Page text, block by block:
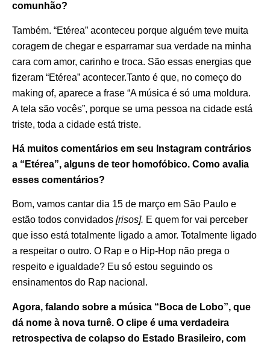
comunhão?
Também. “Etérea” aconteceu porque alguém teve muita
coragem de chegar e esparramar sua verdade na minha
cara com amor, carinho e troca. São essas energias que
fizeram “Etérea” acontecer.Tanto é que, no começo do
making of, aparece a frase “A música é só uma moldura.
A tela são vocês”, porque se uma pessoa na cidade está
triste, toda a cidade está triste.
Há muitos comentários em seu Instagram contrários
a “Etérea”, alguns de teor homofóbico. Como avalia
esses comentários?
Bom, vamos cantar dia 15 de março em São Paulo e
estão todos convidados [risos]. E quem for vai perceber
que isso está totalmente ligado a amor. Totalmente ligado
a respeitar o outro. O Rap e o Hip-Hop não prega o
respeito e igualdade? Eu só estou seguindo os
ensinamentos do Rap nacional.
Agora, falando sobre a música “Boca de Lobo”, que
dá nome à nova turnê. O clipe é uma verdadeira
retrospectiva de colapso do Estado Brasileiro, com